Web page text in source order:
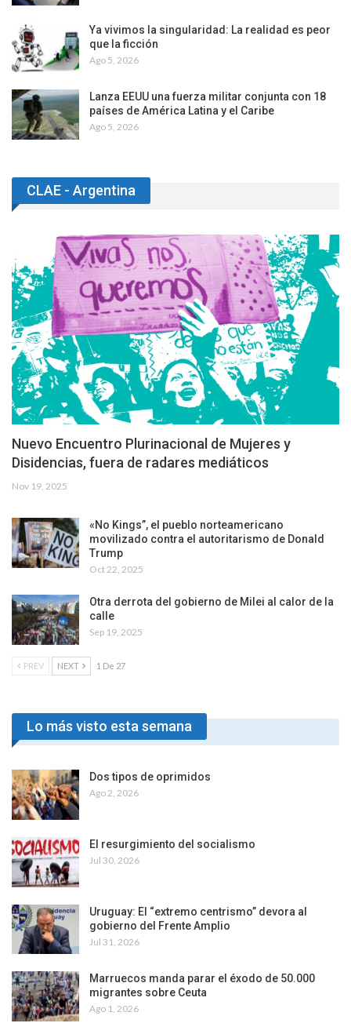
Ya vivimos la singularidad: La realidad es peor
que la ficción
Ago 5, 2026
Lanza EEUU una fuerza militar conjunta con 18
países de América Latina y el Caribe
Ago 5, 2026
CLAE - Argentina
Nuevo Encuentro Plurinacional de Mujeres y
Disidencias, fuera de radares mediáticos
Nov 19, 2025
«No Kings”, el pueblo norteamericano
movilizado contra el autoritarismo de Donald
Trump
Oct 22, 2025
Otra derrota del gobierno de Milei al calor de la
calle
Sep 19, 2025
PREV NEXT 1 De 27
Lo más visto esta semana
Dos tipos de oprimidos
Ago 2, 2026
El resurgimiento del socialismo
Jul 30, 2026
Uruguay: El “extremo centrismo” devora al
gobierno del Frente Amplio
Jul 31, 2026
Marruecos manda parar el éxodo de 50.000
migrantes sobre Ceuta
Ago 1, 2026